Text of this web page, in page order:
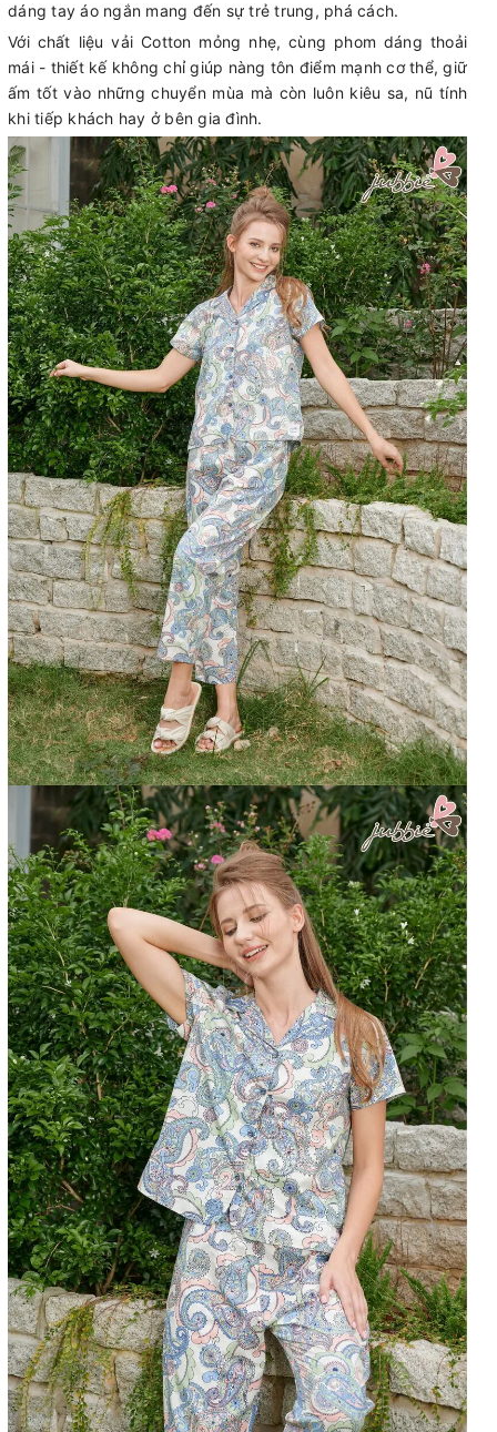
dáng tay áo ngắn mang đến sự trẻ trung, phá cách.
Với chất liệu vải Cotton mỏng nhẹ, cùng phom dáng thoải
mái - thiết kế không chỉ giúp nàng tôn điểm mạnh cơ thể, giữ
ấm tốt vào những chuyển mùa mà còn luôn kiêu sa, nũ tính
khi tiếp khách hay ở bên gia đình.